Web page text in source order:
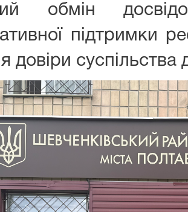
обмін
підтримки
довіри суспільства